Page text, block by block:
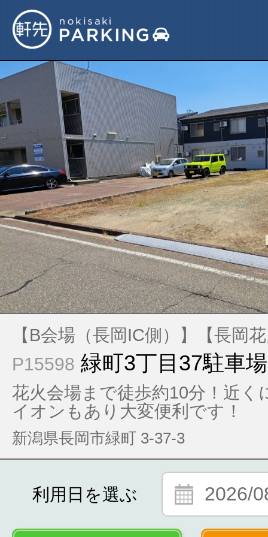
【B会場（長岡IC側）】【長岡
P15598 緑町3丁目37駐車場
花火会場まで徒歩約10分！近く
イオンもあり大変便利です！
新潟県長岡市緑町 3-37-3
利用日を選ぶ 2026/